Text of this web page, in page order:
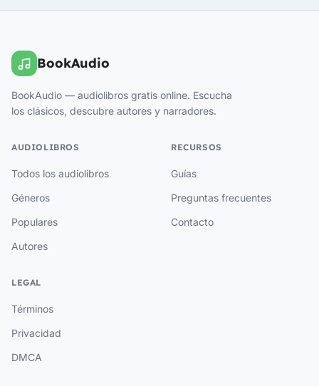
BookAudio
BookAudio — audiolibros gratis online. Escucha
los clásicos, descubre autores y narradores.
AUDIOLIBROS
Todos los audiolibros
Géneros
Populares
Autores
RECURSOS
Guías
Preguntas frecuentes
Contacto
LEGAL
Términos
Privacidad
DMCA